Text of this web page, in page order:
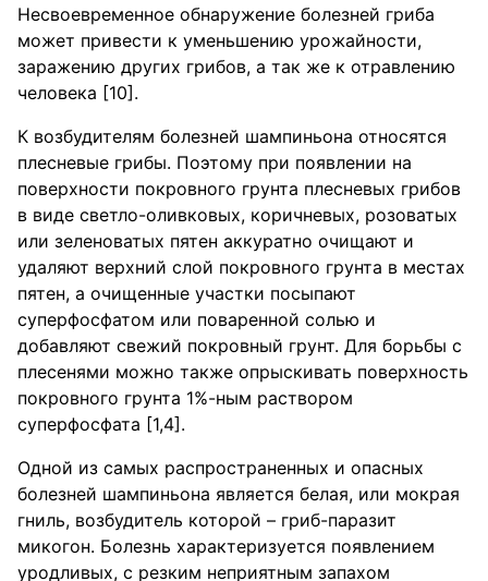
Несвоевременное обнаружение болезней гриба
может привести к уменьшению урожайности,
заражению других грибов, а так же к отравлению
человека [10].
К возбудителям болезней шампиньона относятся
плесневые грибы. Поэтому при появлении на
поверхности покровного грунта плесневых грибов
в виде светло-оливковых, коричневых, розоватых
или зеленоватых пятен аккуратно очищают и
удаляют верхний слой покровного грунта в местах
пятен, а очищенные участки посыпают
суперфосфатом или поваренной солью и
добавляют свежий покровный грунт. Для борьбы с
плесенями можно также опрыскивать поверхность
покровного грунта 1%-ным раствором
суперфосфата [1,4].
Одной из самых распространенных и опасных
болезней шампиньона является белая, или мокрая
гниль, возбудитель которой – гриб-паразит
микогон. Болезнь характеризуется появлением
уродливых, с резким неприятным запахом